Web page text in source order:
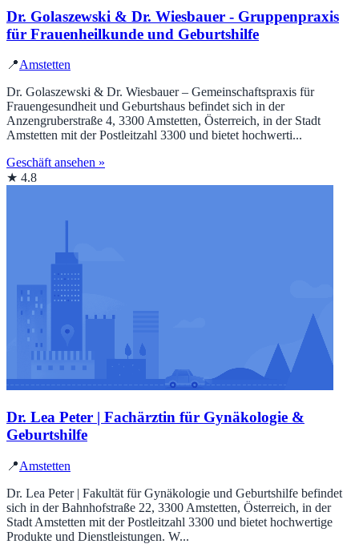
Dr. Golaszewski & Dr. Wiesbauer - Gruppenpraxis
für Frauenheilkunde und Geburtshilfe
📍Amstetten
Dr. Golaszewski & Dr. Wiesbauer – Gemeinschaftspraxis für
Frauengesundheit und Geburtshaus befindet sich in der
Anzengruberstraße 4, 3300 Amstetten, Österreich, in der Stadt
Amstetten mit der Postleitzahl 3300 und bietet hochwerti...
Geschäft ansehen »
★ 4.8
Dr. Lea Peter | Fachärztin für Gynäkologie &
Geburtshilfe
📍Amstetten
Dr. Lea Peter | Fakultät für Gynäkologie und Geburtshilfe befindet
sich in der Bahnhofstraße 22, 3300 Amstetten, Österreich, in der
Stadt Amstetten mit der Postleitzahl 3300 und bietet hochwertige
Produkte und Dienstleistungen. W...